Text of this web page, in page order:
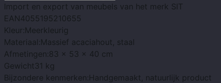
Import en export van meubels van het merk SIT
EAN4055195210655
Kleur:Meerkleurig
Materiaal:Massief acaciahout, staal
Afmetingen:83 x 53 x 40 cm
Gewicht31 kg
Bijzondere kenmerken:Handgemaakt, natuurlijk product